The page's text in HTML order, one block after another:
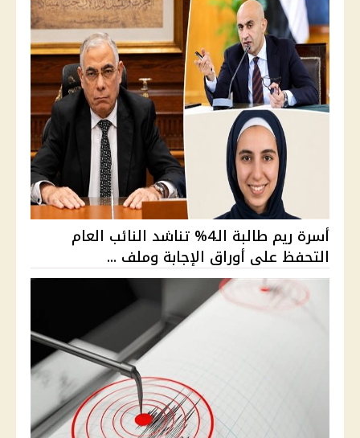
أسرة ريم طالبة الـ4% تناشد النائب العام
التحفظ على أوراق الإجابة وملف ...